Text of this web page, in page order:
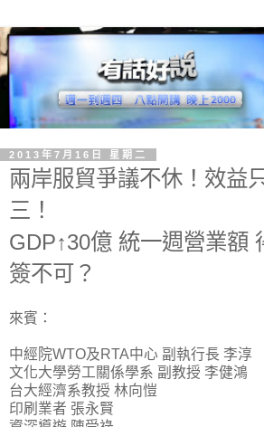
2013年7月16日 星期二
兩岸服貿爭議不休！效益
三！
GDP↑30億 統一週營業額
簽不可？
來賓：
中經院WTO及RTA中心 副執行長 李淳
文化大學勞工關係學系 副教授 李健鴻
台大經濟系教授 林向愷
印刷業者 張永賢